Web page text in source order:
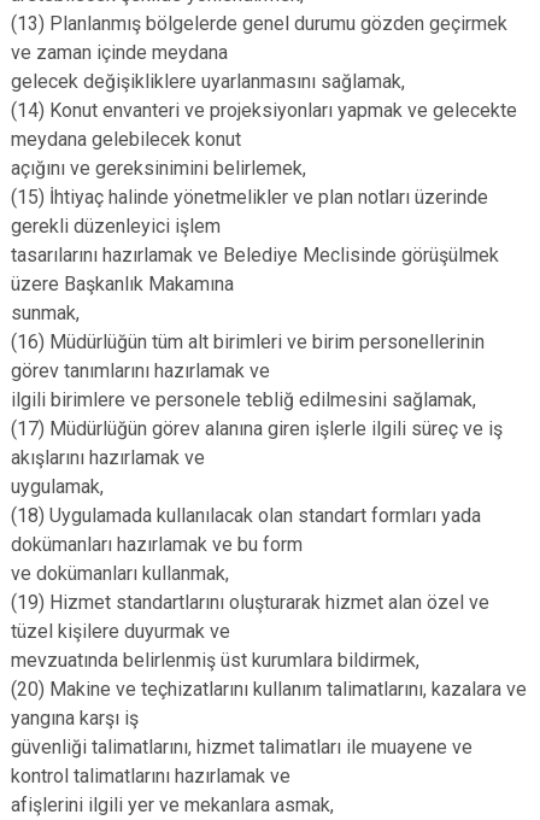
(13) Planlanmış bölgelerde genel durumu gözden geçirmek
ve zaman içinde meydana
gelecek değişikliklere uyarlanmasını sağlamak,
(14) Konut envanteri ve projeksiyonları yapmak ve gelecekte
meydana gelebilecek konut
açığını ve gereksinimini belirlemek,
(15) İhtiyaç halinde yönetmelikler ve plan notları üzerinde
gerekli düzenleyici işlem
tasarılarını hazırlamak ve Belediye Meclisinde görüşülmek
üzere Başkanlık Makamına
sunmak,
(16) Müdürlüğün tüm alt birimleri ve birim personellerinin
görev tanımlarını hazırlamak ve
ilgili birimlere ve personele tebliğ edilmesini sağlamak,
(17) Müdürlüğün görev alanına giren işlerle ilgili süreç ve iş
akışlarını hazırlamak ve
uygulamak,
(18) Uygulamada kullanılacak olan standart formları yada
dokümanları hazırlamak ve bu form
ve dokümanları kullanmak,
(19) Hizmet standartlarını oluşturarak hizmet alan özel ve
tüzel kişilere duyurmak ve
mevzuatında belirlenmiş üst kurumlara bildirmek,
(20) Makine ve teçhizatlarını kullanım talimatlarını, kazalara ve
yangına karşı iş
güvenliği talimatlarını, hizmet talimatları ile muayene ve
kontrol talimatlarını hazırlamak ve
afişlerini ilgili yer ve mekanlara asmak,